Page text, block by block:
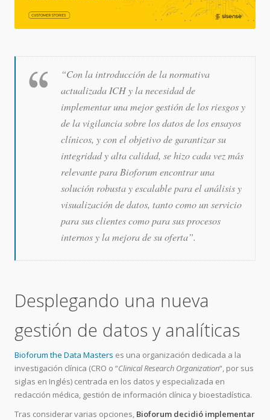
“Con la introducción de la normativa
actualizada ICH y la necesidad de
implementar una mejor gestión de los riesgos y
de la vigilancia sobre los datos de los ensayos
clínicos, y con el objetivo de garantizar su
integridad y alta calidad, se hizo cada vez más
relevante para Bioforum encontrar una
solución robusta y escalable para el análisis y
visualización de datos, tanto como un servicio
para sus clientes como para sus procesos
internos y la mejora de su oferta”.
Desplegando una nueva
gestión de datos y analíticas
Bioforum the Data Masters es una organización dedicada a la
investigación clínica (CRO o “Clinical Research Organization“, por sus
siglas en Inglés) centrada en los datos y especializada en
redacción médica, gestión de información clínica y bioestadística.
Tras considerar varias opciones, Bioforum decidió implementar